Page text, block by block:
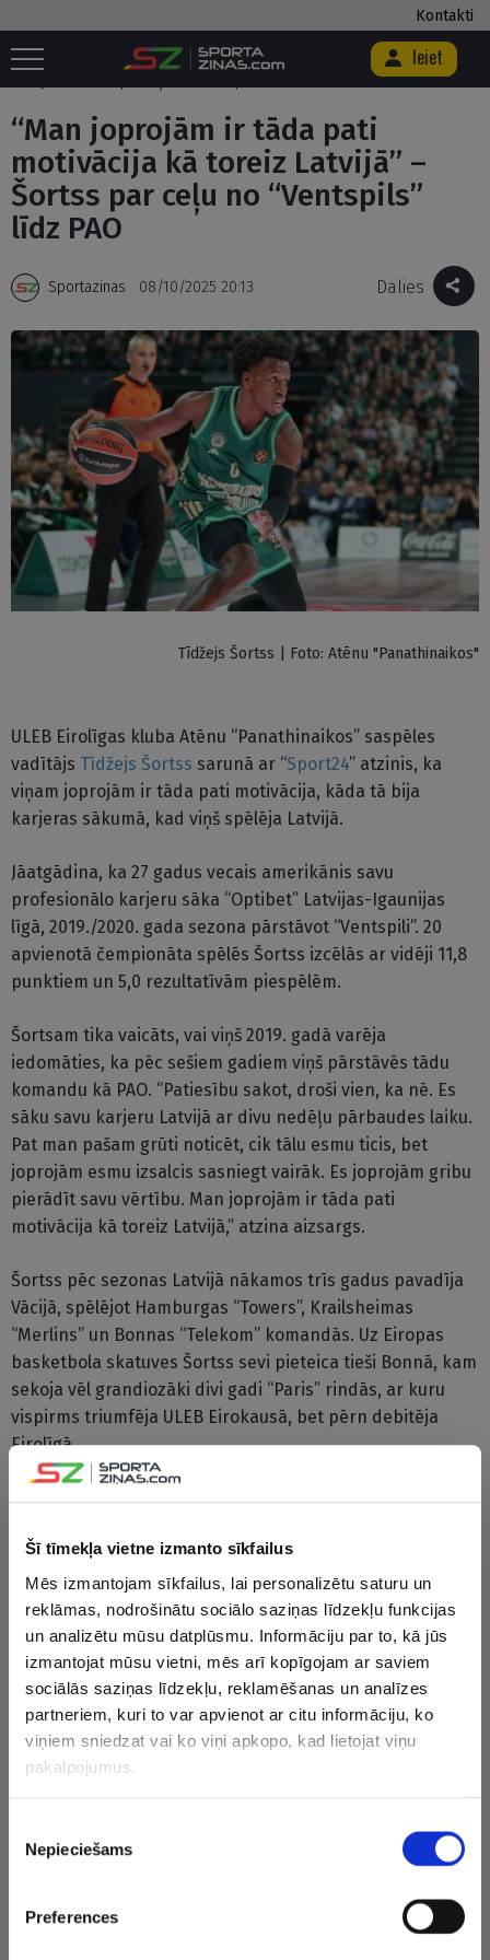
Šī tīmekļa vietne izmanto sīkfailus
Mēs izmantojam sīkfailus, lai personalizētu saturu un
reklāmas, nodrošinātu sociālo saziņas līdzekļu funkcijas
un analizētu mūsu datplūsmu. Informāciju par to, kā jūs
izmantojat mūsu vietni, mēs arī kopīgojam ar saviem
sociālās saziņas līdzekļu, reklamēšanas un analīzes
partneriem, kuri to var apvienot ar citu informāciju, ko
viņiem sniedzat vai ko viņi apkopo, kad lietojat viņu
pakalpojumus.
izvēle
Nepieciešams
Preferences
Kontakti
Ieiet
Sākums Basketbols / “Man joprojām ir tāda pati motivācija kā toreiz
“Man joprojām ir tāda pati
motivācija kā toreiz Latvijā” –
Šortss par ceļu no “Ventspils”
līdz PAO
Sportazinas 08/10/2025 20:13 Dalies
Tīdžejs Šortss | Foto: Atēnu "Panathinaikos"
ULEB Eirolīgas kluba Atēnu “Panathinaikos” saspēles
vadītājs Tīdžejs Šortss sarunā ar “Sport24” atzinis, ka
viņam joprojām ir tāda pati motivācija, kāda tā bija
karjeras sākumā, kad viņš spēlēja Latvijā.
Jāatgādina, ka 27 gadus vecais amerikānis savu
profesionālo karjeru sāka “Optibet” Latvijas-Igaunijas
līgā, 2019./2020. gada sezona pārstāvot “Ventspili”. 20
apvienotā čempionāta spēlēs Šortss izcēlās ar vidēji 11,8
punktiem un 5,0 rezultatīvām piespēlēm.
Šortsam tika vaicāts, vai viņš 2019. gadā varēja
iedomāties, ka pēc sešiem gadiem viņš pārstāvēs tādu
komandu kā PAO. “Patiesību sakot, droši vien, ka nē. Es
sāku savu karjeru Latvijā ar divu nedēļu pārbaudes laiku.
Pat man pašam grūti noticēt, cik tālu esmu ticis, bet
joprojām esmu izsalcis sasniegt vairāk. Es joprojām gribu
pierādīt savu vērtību. Man joprojām ir tāda pati
motivācija kā toreiz Latvijā,” atzina aizsargs.
Šortss pēc sezonas Latvijā nākamos trīs gadus pavadīja
Vācijā, spēlējot Hamburgas “Towers”, Krailsheimas
“Merlins” un Bonnas “Telekom” komandās. Uz Eiropas
basketbola skatuves Šortss sevi pieteica tieši Bonnā, kam
sekoja vēl grandiozāki divi gadi “Paris” rindās, ar kuru
vispirms triumfēja ULEB Eirokausā, bet pērn debitēja
Eirolīgā.
Lai arī Šortss pēdējo sezonu laikā arī ir ieguvis ļoti daudz
izpelnoties vietu Eirolīgas simboliskajā izlasē, viņam
karjerā allaž nācies dzirdēt šaubas, kas saistītas ar viņa
augumu – amerikānis ir 175 centimetrus garš.
“Es šo troksni ignorēju, bet reizēm to izmantoju kā
motivāciju. Zinu, ka šis naratīvs [par augumu] man
vienmēr sekos līdzi, kamēr spēlēšu basketbolu. Vai tas
būtu šeit, pagātnē vai jebkurā citā brīdī – cilvēki vienmēr
teiks, ka “viņš ir pārāk īss”, “viņš ir tāds” vai “viņš ir šāds”.
atradis. Bet es ceru, ka turpināšu attīstīties un gūšu vēl